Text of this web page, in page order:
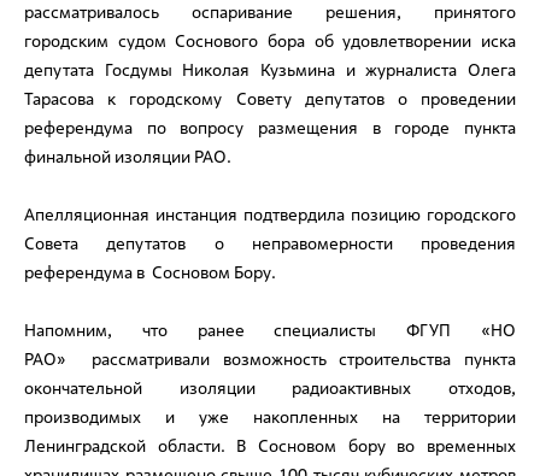
рассматривалось оспаривание решения, принятого
городским судом Соснового бора об удовлетворении иска
депутата Госдумы Николая Кузьмина и журналиста Олега
Тарасова к городскому Совету депутатов о проведении
референдума по вопросу размещения в городе пункта
финальной изоляции РАО.
Апелляционная инстанция подтвердила позицию городского
Совета депутатов о неправомерности проведения
референдума в Сосновом Бору.
Напомним, что ранее специалисты ФГУП «НО
РАО» рассматривали возможность строительства пункта
окончательной изоляции радиоактивных отходов,
производимых и уже накопленных на территории
Ленинградской области. В Сосновом бору во временных